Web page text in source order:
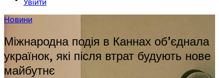
Увійти
Новини
Міжнародна подія в Каннах об’єднала
українок, які після втрат будують нове
майбутнє